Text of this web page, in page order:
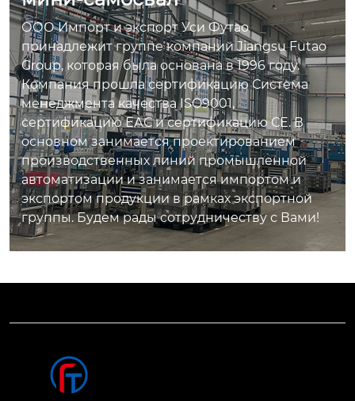
ООО Импорт и экспорт Уси Футао
принадлежит группе компаний Jiangsu Futao
Group, которая была основана в 1996 году.
Компания прошла сертификацию Система
менеджмента качества ISO9001,
сертификацию ЕАС и сертификацию СЕ. В
основном занимается проектированием
производственных линий промышленной
автоматизации и занимается импортом и
экспортом продукции в рамках экспортной
группы. Будем рады сотрудничеству с Вами!